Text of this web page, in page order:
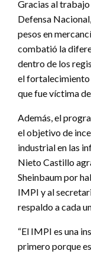
Gracias al
Defensa
pesos en
combatió la
dentro de los
el fortalecimiento
que fue víctima
Además, el
el objetivo de
industrial en las
Nieto Castillo
Sheinbaum por
IMPI y al
respaldo a cada
“El IMPI es una
primero porque